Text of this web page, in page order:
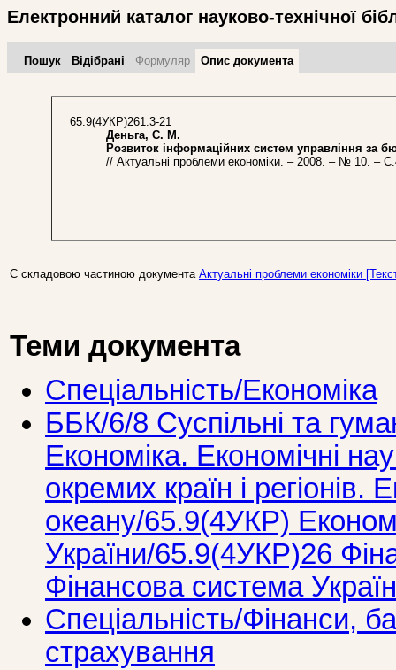
Електронний каталог науково-технічної
Пошук Відібрані Формуляр Опис документа
65.9(4УКР)261.3-21
Деньга, С. М.
Розвиток інформаційних систем управління за
// Актуальні проблеми економіки. – 2008. – № 10. –
Є складовою частиною документа Актуальні проблеми економіки
Теми документа
Спеціальність/Економіка
ББК/6/8 Суспільні та
Економіка. Економічні
окремих країн і регіонів.
океану/65.9(4УКР)
України/65.9(4УКР)26
Фінансова система
Спеціальність/Фінанси,
страхування